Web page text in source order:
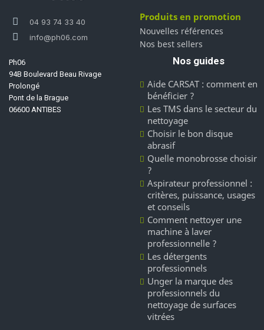
04 93 74 33 40
info@ph06.com
Ph06
94B Boulevard Beau Rivage
Prolongé
Pont de la Brague
06600 ANTIBES
Produits en promotion
Nouvelles références
Nos best sellers
Nos guides
Aide CARSAT : comment en
bénéficier ?
Les TMS dans le secteur du
nettoyage
Choisir le bon disque
abrasif
Quelle monobrosse choisir
?
Aspirateur professionnel :
critères, puissance, usages
et conseils
Comment nettoyer une
machine à laver
professionnelle ?
Les détergents
professionnels
Unger la marque des
professionnels du
nettoyage de surfaces
vitrées